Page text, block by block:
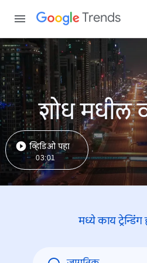
Trends
शोध मधील
व्हिडिओ पहा
03:01
मध्ये काय ट्रेन्डिंंग